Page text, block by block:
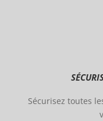
Sécurisez toutes